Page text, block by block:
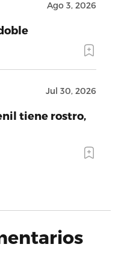
Ago 3, 2026
Jul 30, 2026
tiene rostro,